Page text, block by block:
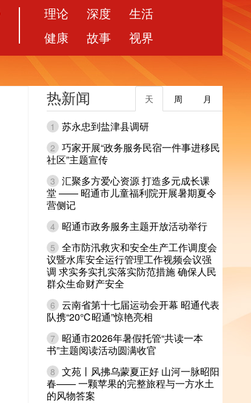
理论 深度
生活
健康
故事 视界
热新闻 月
周
天
1 苏永忠到盐津县调研
2 巧家开展“政务服务民宿一件事进移民
社区”主题宣传
3 汇聚多方爱心资源 打造多元成长课
堂 —— 昭通市儿童福利院开展暑期夏令
营侧记
4 昭通市政务服务主题开放活动举行
5 全市防汛救灾和安全生产工作调度会
议暨水库安全运行管理工作视频会议强
调 求实务实扎实落实防范措施 确保人民
群众生命财产安全
6 云南省第十七届运动会开幕 昭通代表
队携“20℃昭通”惊艳亮相
7
昭通市2026年暑假托管“共读一本
书”主题阅读活动圆满收官
8 文苑丨风拂乌蒙夏正好 山河一脉昭阳
春—— 一颗苹果的完整旅程与一方水土
的风物答案